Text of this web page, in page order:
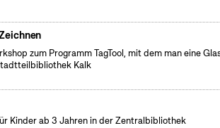
zum Programm TagTool, mit dem man eine
Kalk
Kinder ab 3 Jahren in der Zentralbibliothek